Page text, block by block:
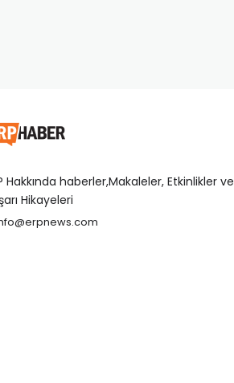
Hakkında haberler,Makaleler, Etkinlikler ve
Hikayeleri